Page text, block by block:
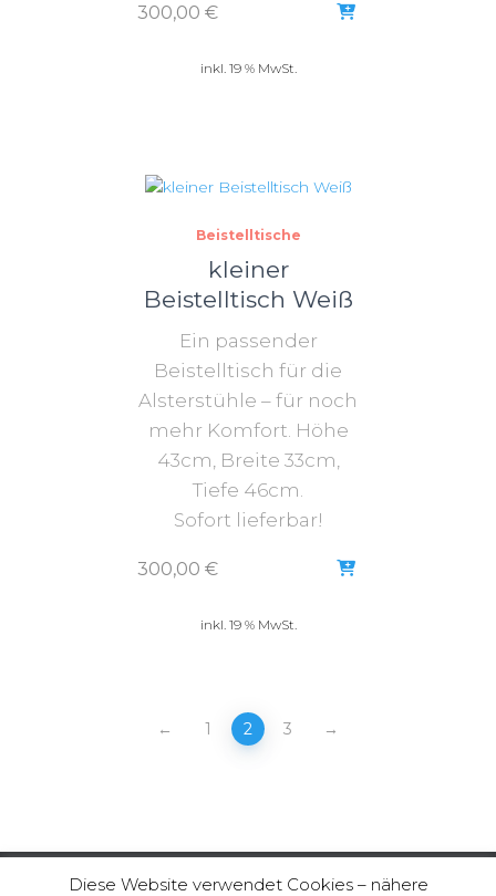
300,00 €
inkl. 19 % MwSt.
Beistelltische
kleiner
Beistelltisch Weiß
Ein passender
Beistelltisch für die
Alsterstühle – für noch
mehr Komfort. Höhe
43cm, Breite 33cm,
Tiefe 46cm.
Sofort lieferbar!
300,00 €
inkl. 19 % MwSt.
← 1 2 3 →
Diese Website verwendet Cookies – nähere